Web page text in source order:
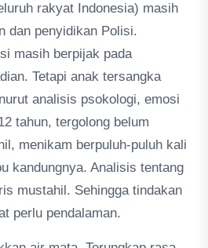
rakyat Indonesia) masih
dan penyidikan Polisi.
masih berpijak pada
Tetapi anak tersangka
analisis psokologi, emosi
tahun, tergolong belum
menikam berpuluh-puluh kali
kandungnya. Analisis tentang
mustahil. Sehingga tindakan
perlu pendalaman.